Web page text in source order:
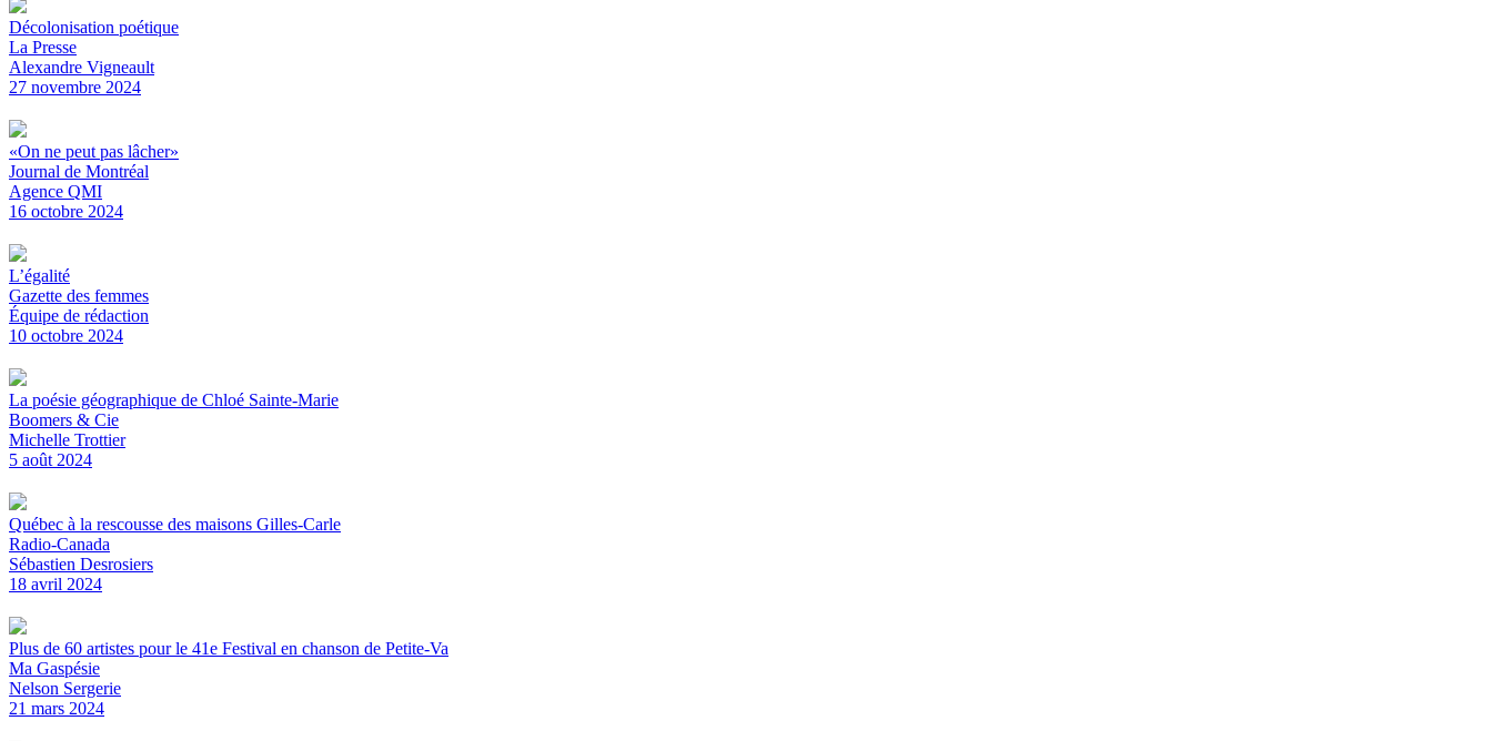
Décolonisation poétique
La Presse
Alexandre Vigneault
27 novembre 2024
«On ne peut pas lâcher»
Journal de Montréal
Agence QMI
16 octobre 2024
L’égalité
Gazette des femmes
Équipe de rédaction
10 octobre 2024
La poésie géographique de Chloé Sainte-Marie
Boomers & Cie
Michelle Trottier
5 août 2024
Québec à la rescousse des maisons Gilles-Carle
Radio-Canada
Sébastien Desrosiers
18 avril 2024
Plus de 60 artistes pour le 41e Festival en chanson de Petite-Va
Ma Gaspésie
Nelson Sergerie
21 mars 2024